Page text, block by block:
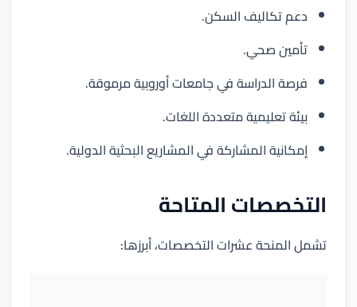
دعم تكاليف السكن.
تأمين صحي.
فرصة الدراسة في جامعات أوروبية مرموقة.
بيئة تعليمية متعددة اللغات.
إمكانية المشاركة في المشاريع البحثية الدولية.
التخصصات المتاحة
تشمل المنحة عشرات التخصصات، أبرزها: